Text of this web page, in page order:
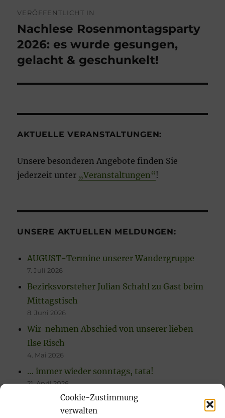
Cookie-Zustimmung
verwalten
VERÖFFENTLICHT IN
Nachlese Rosenmontagsparty
2026: es wurde gesungen,
gelacht & geschunkelt!
AKTUELLE VERANSTALTUNGEN:
Unsere besonderen Angebote finden Sie
jederzeit unter „Veranstaltungen“ !
UNSERE AKTUELLEN MELDUNGEN:
AUGUST-Termine unserer Wandergruppe
7. Juli 2026
Bezirksvorsteher Julian Schahl zu Gast beim
Mittagstisch
8. Juni 2026
Wir nehmen Abschied von unserer lieben
Ilse Risch
4. Mai 2026
… immer wieder sonntags, tata!
21. April 2026
Rückblick auf das Karfreitags-Fischessen
14. April 2026